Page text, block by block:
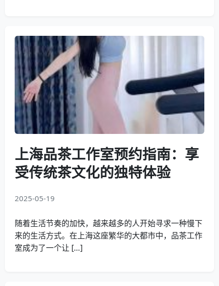
上海品茶工作室预约指南：享
受传统茶文化的独特体验
2025-05-19
随着生活节奏的加快，越来越多的人开始寻求一种慢下
来的生活方式。在上海这座繁华的大都市中，品茶工作
室成为了一个让 […]